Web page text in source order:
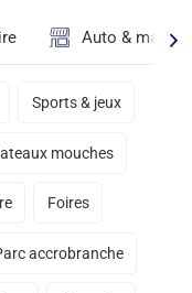
Auto &
Sports & jeux
mouches
Foires
accrobranche